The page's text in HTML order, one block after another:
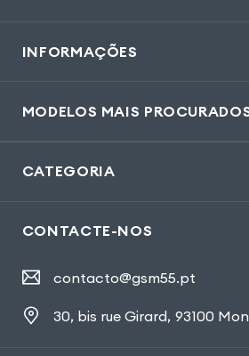
INFORMAÇÕES
MODELOS MAIS
CATEGORIA
CONTACTE-NOS
contacto@gsm55.pt
30, bis rue Girard, 93100